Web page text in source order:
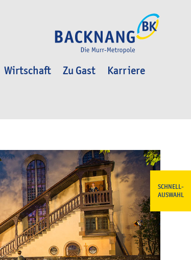
Wirtschaft Zu Gast
Karriere
SCHNELL-
AUSWAHL